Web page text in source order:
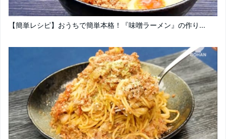
【簡単レシピ】おうちで簡単本格！『味噌ラーメン』の作り...